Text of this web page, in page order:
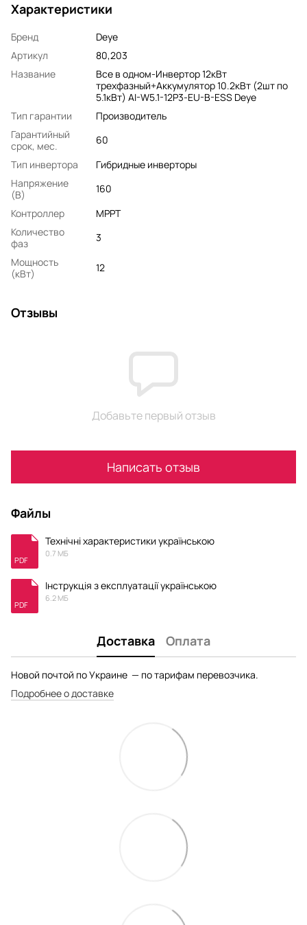
Характеристики
Бренд
Deye
Артикул
80,203
Название
Все в одном-Инвертор 12кВт
трехфазный+Аккумулятор 10.2кВт (2шт по
5.1кВт) AI-W5.1-12P3-EU-B-ESS Deye
Тип гарантии
Производитель
Гарантийный
срок, мес.
60
Тип инвертора
Гибридные инверторы
Напряжение
(В)
160
Контроллер
MPPT
Количество
фаз
3
Мощность
(кВт)
12
Отзывы
Добавьте первый отзыв
Написать отзыв
Файлы
PDF
Технічні характеристики українською
0.7 МБ
PDF
Інструкція з експлуатації українською
6.2 МБ
Доставка Оплата
Новой почтой по Украине — по тарифам перевозчика.
Подробнее о доставке